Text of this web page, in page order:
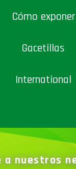
Cómo exponer
Gacetillas
International
a nuestros